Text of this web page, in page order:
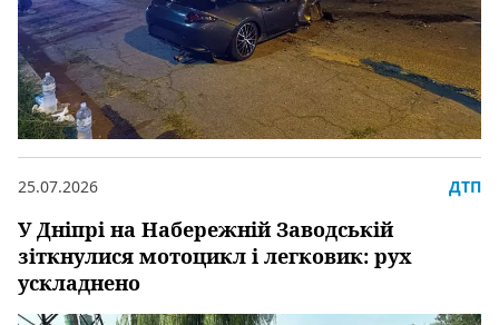
У Дніпрі на Набережній Заводській
зіткнулися мотоцикл і легковик: рух
ускладнено
25.07.2026 ДТП